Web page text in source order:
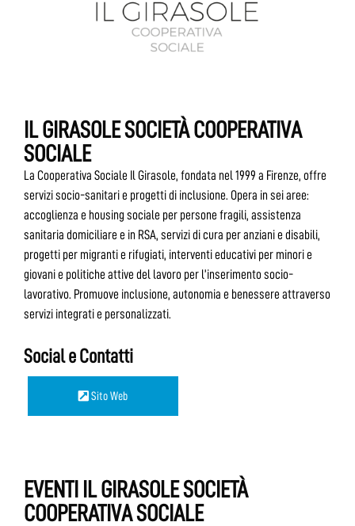
IL GIRASOLE SOCIETÀ COOPERATIVA
SOCIALE
La Cooperativa Sociale Il Girasole, fondata nel 1999 a Firenze, offre
servizi socio-sanitari e progetti di inclusione. Opera in sei aree:
accoglienza e housing sociale per persone fragili, assistenza
sanitaria domiciliare e in RSA, servizi di cura per anziani e disabili,
progetti per migranti e rifugiati, interventi educativi per minori e
giovani e politiche attive del lavoro per l’inserimento socio-
lavorativo. Promuove inclusione, autonomia e benessere attraverso
servizi integrati e personalizzati.
Social e Contatti
Sito Web
EVENTI IL GIRASOLE SOCIETÀ
COOPERATIVA SOCIALE